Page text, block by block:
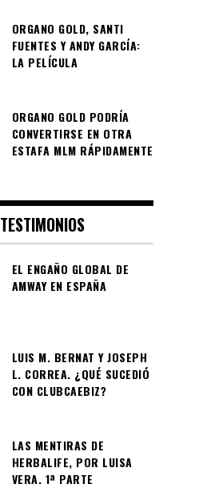
ORGANO GOLD, SANTI
FUENTES Y ANDY GARCÍA:
LA PELÍCULA
ORGANO GOLD PODRÍA
CONVERTIRSE EN OTRA
ESTAFA MLM RÁPIDAMENTE
TESTIMONIOS
EL ENGAÑO GLOBAL DE
AMWAY EN ESPAÑA
LUIS M. BERNAT Y JOSEPH
L. CORREA. ¿QUÉ SUCEDIÓ
CON CLUBCAEBIZ?
LAS MENTIRAS DE
HERBALIFE, POR LUISA
VERA. 1ª PARTE